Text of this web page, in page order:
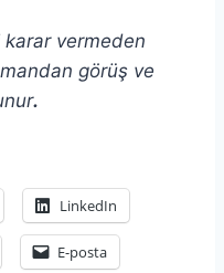
vermeden
görüş ve
.
LinkedIn
E-posta